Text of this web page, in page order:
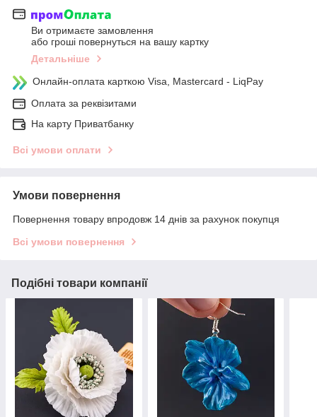
Ви отримаєте замовлення
або гроші повернуться на вашу картку
Детальніше
Онлайн-оплата карткою Visa, Mastercard - LiqPay
Оплата за реквізитами
На карту Приватбанку
Всі умови оплати
Умови повернення
Повернення товару впродовж 14 днів за рахунок покупця
Всі умови повернення
Подібні товари компанії